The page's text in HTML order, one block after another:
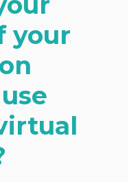
your